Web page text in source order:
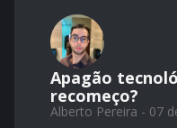
Apagão
recomeço?
Alberto Pereira - 07